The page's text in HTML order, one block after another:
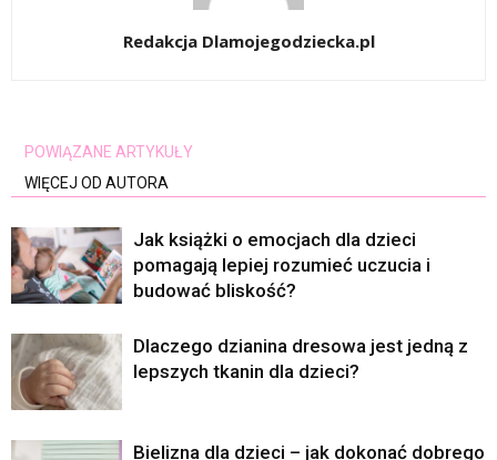
Redakcja Dlamojegodziecka.pl
POWIĄZANE ARTYKUŁY
WIĘCEJ OD AUTORA
Jak książki o emocjach dla dzieci
pomagają lepiej rozumieć uczucia i
budować bliskość?
Dlaczego dzianina dresowa jest jedną z
lepszych tkanin dla dzieci?
Bielizna dla dzieci – jak dokonać dobrego